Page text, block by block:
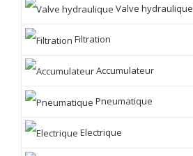
Valve hydraulique
Filtration
Accumulateur
Pneumatique
Electrique